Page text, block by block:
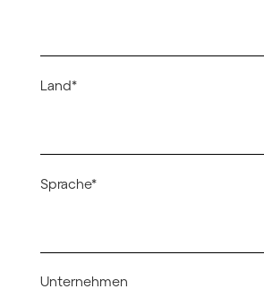
Land*
Sprache*
Unternehmen